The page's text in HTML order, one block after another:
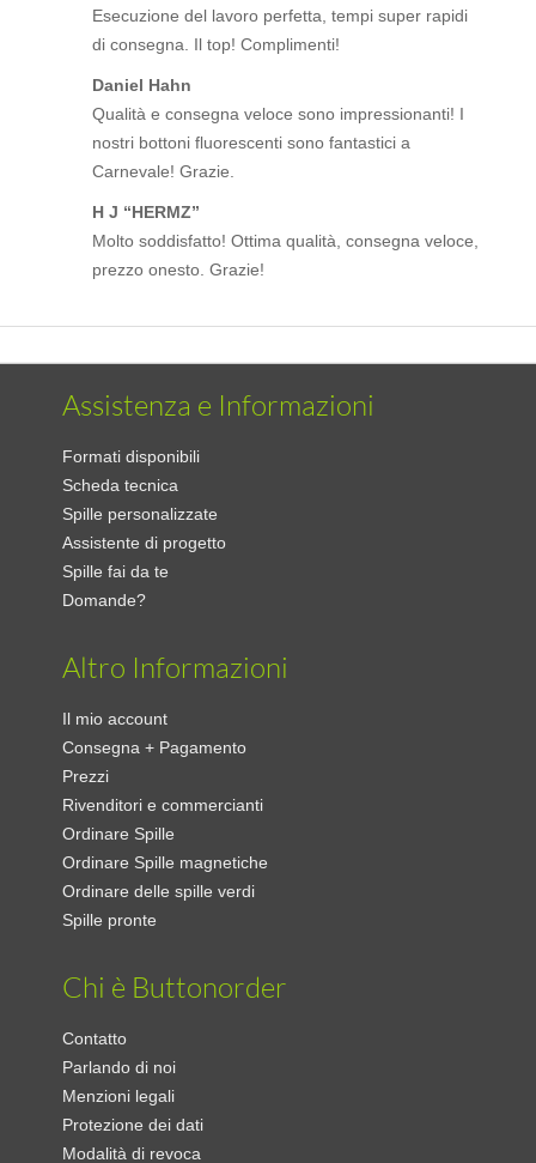
Esecuzione del lavoro perfetta, tempi super rapidi
di consegna. Il top! Complimenti!
Daniel Hahn
Qualità e consegna veloce sono impressionanti! I
nostri bottoni fluorescenti sono fantastici a
Carnevale! Grazie.
H J “HERMZ”
Molto soddisfatto! Ottima qualità, consegna veloce,
prezzo onesto. Grazie!
Assistenza e Informazioni
Formati disponibili
Scheda tecnica
Spille personalizzate
Assistente di progetto
Spille fai da te
Domande?
Altro Informazioni
Il mio account
Consegna + Pagamento
Prezzi
Rivenditori e commercianti
Ordinare Spille
Ordinare Spille magnetiche
Ordinare delle spille verdi
Spille pronte
Chi è Buttonorder
Contatto
Parlando di noi
Menzioni legali
Protezione dei dati
Modalità di revoca